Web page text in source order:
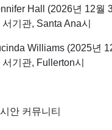
Hall (2026년 12월
서기관, Santa Ana시
Williams (2025년
서기관, Fullerton시
안 커뮤니티